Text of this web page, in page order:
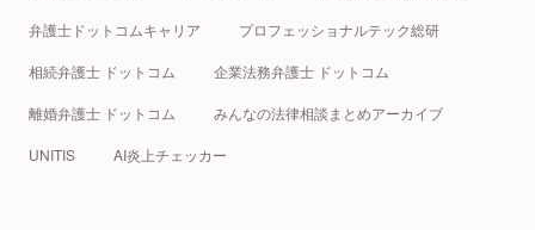
弁護士ドットコムキャリア プロフェッショナルテック総研
相続弁護士 ドットコム 企業法務弁護士 ドットコム
離婚弁護士 ドットコム みんなの法律相談まとめアーカイブ
UNITIS AI炎上チェッカー